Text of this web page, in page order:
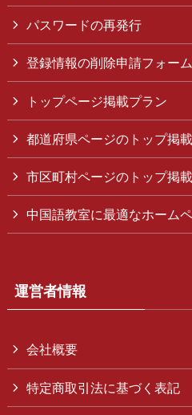
パスワードの再発行
登録情報の削除申請フォーム
トップページ掲載プラン
都道府県ページのトップ掲
市区町村ページのトップ掲
中国語教室に最適なホーム
運営者情報
会社概要
特定商取引法に基づく表記